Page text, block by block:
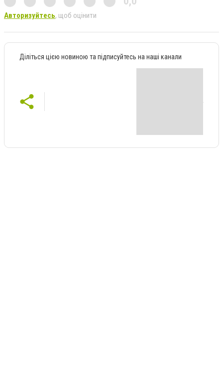
Авторизуйтесь, щоб оцінити
Діліться цією новиною та підписуйтесь на наші канали